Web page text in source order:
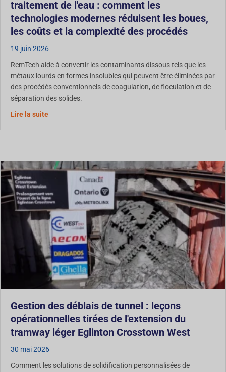
traitement de l'eau : comment les
technologies modernes réduisent les boues,
les coûts et la complexité des procédés
19 juin 2026
RemTech aide à convertir les contaminants dissous tels que les
métaux lourds en formes insolubles qui peuvent être éliminées par
des procédés conventionnels de coagulation, de floculation et de
séparation des solides.
Lire la suiteTraitement de l'eau : Comment les technologies
Gestion des déblais de tunnel : leçons
opérationnelles tirées de l'extension du
tramway léger Eglinton Crosstown West
30 mai 2026
Comment les solutions de solidification personnalisées de